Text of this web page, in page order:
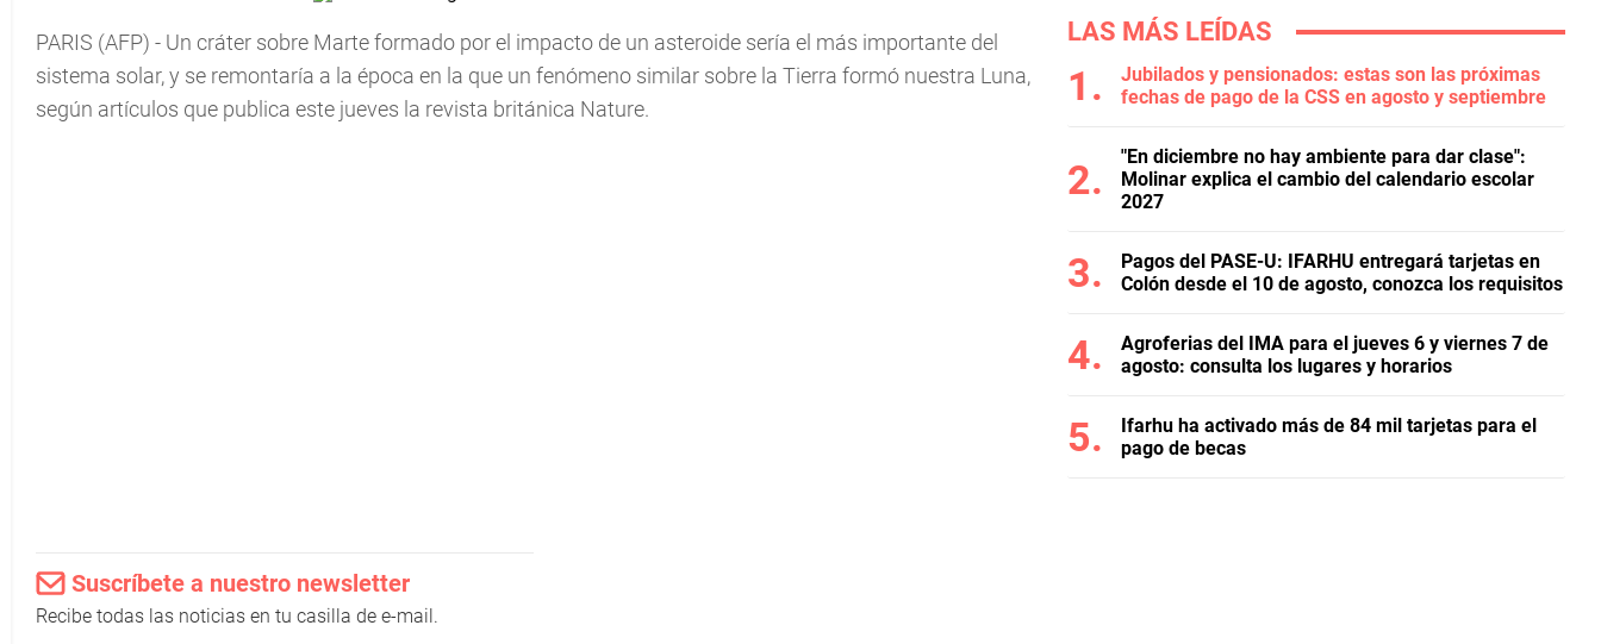
PARIS (AFP) - Un cráter sobre Marte formado por el impacto de un asteroide sería el más importante del
sistema solar, y se remontaría a la época en la que un fenómeno similar sobre la Tierra formó nuestra Luna,
según artículos que publica este jueves la revista británica Nature.
Suscríbete a nuestro newsletter
Recibe todas las noticias en tu casilla de e-mail.
LAS MÁS LEÍDAS
Jubilados y pensionados: estas son las próximas
fechas de pago de la CSS en agosto y septiembre
"En diciembre no hay ambiente para dar clase":
Molinar explica el cambio del calendario escolar
2027
Pagos del PASE-U: IFARHU entregará tarjetas en
Colón desde el 10 de agosto, conozca los requisitos
Agroferias del IMA para el jueves 6 y viernes 7 de
agosto: consulta los lugares y horarios
Ifarhu ha activado más de 84 mil tarjetas para el
pago de becas